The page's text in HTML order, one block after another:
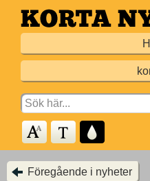
Hoppa
till
Search
for:
Föregående i nyheter